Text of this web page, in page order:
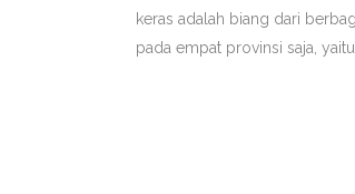
keras adalah biang dari
pada empat provinsi saja, yaitu